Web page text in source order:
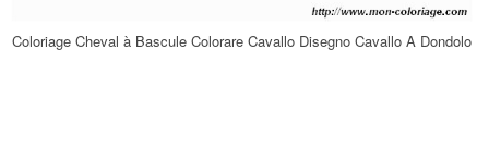
Coloriage Cheval à Bascule Colorare Cavallo Disegno Cavallo A Dondolo